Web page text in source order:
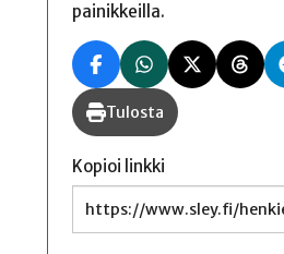
painikkeilla.
Tulosta
Kopioi linkki